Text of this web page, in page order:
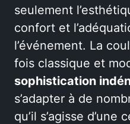
seulement
confort et
l’événement. La
fois classique et
sophistication
s’adapter à de
qu’il s’agisse